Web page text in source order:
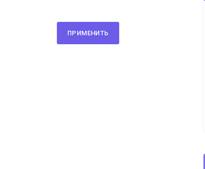
ПРИМЕНИТЬ